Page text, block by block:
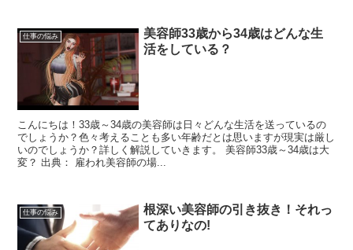
仕事の悩み
美容師33歳から34歳はどんな生
活をしている？
こんにちは！33歳～34歳の美容師は日々どんな生活を送っているの
でしょうか？色々考えることも多い年齢だとは思いますが現実は厳し
いのでしょうか？詳しく解説していきます。 美容師33歳～34歳は大
変？ 出典： 雇われ美容師の場...
仕事の悩み
根深い美容師の引き抜き！それっ
てありなの!